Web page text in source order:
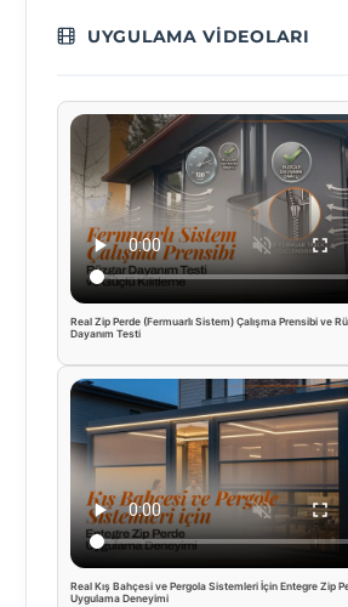
UYGULAMA VIDEOLARI
Real Zip Perde (Fermuarlı Sistem) Çalışma Prensibi ve
Dayanım Testi
Real Kış Bahçesi ve Pergola Sistemleri İçin Entegre Zip
Uygulama Deneyimi